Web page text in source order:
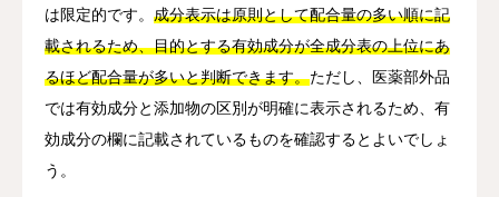
は限定的です。 成分表示は原則として配合量の多い順に記
載されるため、目的とする有効成分が全成分表の上位にあ
るほど配合量が多いと判断できます。ただし、医薬部外品
では有効成分と添加物の区別が明確に表示されるため、有
効成分の欄に記載されているものを確認するとよいでしょ
う。